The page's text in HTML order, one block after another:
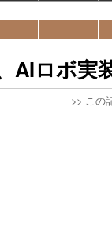
AIロボ実
>> この